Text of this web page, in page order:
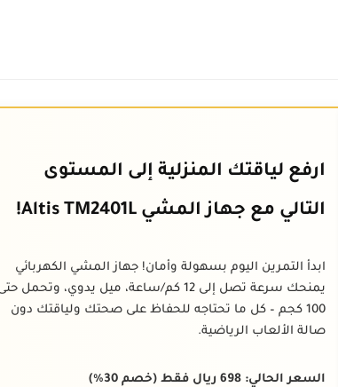
ارفع لياقتك المنزلية إلى المستوى
التالي مع جهاز المشي Altis TM2401L!
ابدأ التمرين اليوم بسهولة وأمان! جهاز المشي الكهربائي
يمنحك سرعة تصل إلى 12 كم/ساعة، ميل يدوي، وتحمل
100 كجم – كل ما تحتاجه للحفاظ على صحتك ولياقتك دون
صالة الألعاب الرياضية.
السعر الحالي: 698 ريال فقط (خصم 30%)